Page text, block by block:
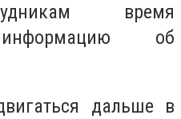
время
об
дальше в